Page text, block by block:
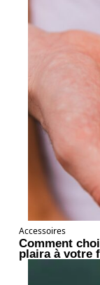
Accessoires
Comment
plaira à votre